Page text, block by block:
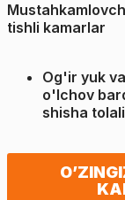
tishli kamarlar
Og'ir yuk
o'lchov
shisha